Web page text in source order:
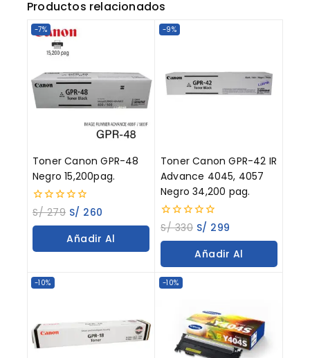
Productos relacionados
-7%
Toner Canon GPR-48
Negro 15,200pag.
0
out
of
S/279 S/ 260
Añadir Al
-9%
Toner Canon GPR-42 IR
Advance 4045, 4057
Negro 34,200 pag.
0
out
of
S/330 S/ 299
Añadir Al
-10% -10%